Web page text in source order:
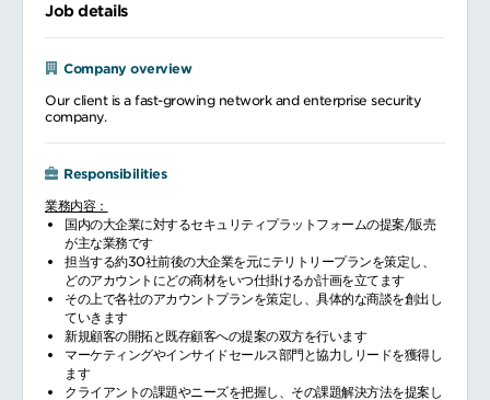
Job details
Company overview
Our client is a fast-growing network and enterprise security
company.
Responsibilities
業務内容：
国内の大企業に対するセキュリティプラットフォームの提案/販売
が主な業務です
担当する約30社前後の大企業を元にテリトリープランを策定し、
どのアカウントにどの商材をいつ仕掛けるか計画を立てます
その上で各社のアカウントプランを策定し、具体的な商談を創出し
ていきます
新規顧客の開拓と既存顧客への提案の双方を行います
マーケティングやインサイドセールス部門と協力しリードを獲得し
ます
クライアントの課題やニーズを把握し、その課題解決方法を提案し